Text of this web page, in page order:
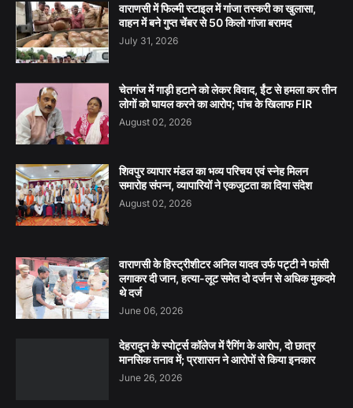
वाराणसी में फिल्मी स्टाइल में गांजा तस्करी का खुलासा,
वाहन में बने गुप्त चेंबर से 50 किलो गांजा बरामद
July 31, 2026
चेतगंज में गाड़ी हटाने को लेकर विवाद, ईंट से हमला कर तीन
लोगों को घायल करने का आरोप; पांच के खिलाफ FIR
August 02, 2026
शिवपुर व्यापार मंडल का भव्य परिचय एवं स्नेह मिलन
समारोह संपन्न, व्यापारियों ने एकजुटता का दिया संदेश
August 02, 2026
वाराणसी के हिस्ट्रीशीटर अनिल यादव उर्फ पट्टी ने फांसी
लगाकर दी जान, हत्या-लूट समेत दो दर्जन से अधिक मुकदमे
थे दर्ज
June 06, 2026
देहरादून के स्पोर्ट्स कॉलेज में रैगिंग के आरोप, दो छात्र
मानसिक तनाव में; प्रशासन ने आरोपों से किया इनकार
June 26, 2026